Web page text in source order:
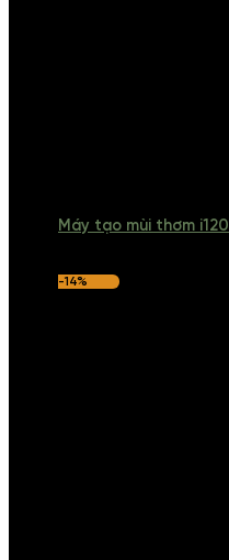
Máy tạo mùi thơm i120
-14%